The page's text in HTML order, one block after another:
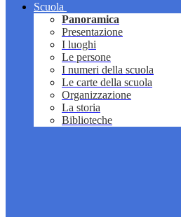
Scuola
Panoramica
Presentazione
I luoghi
Le persone
I numeri della scuola
Le carte della scuola
Organizzazione
La storia
Biblioteche